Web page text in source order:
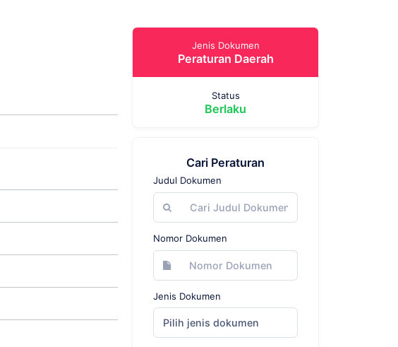
Jenis Dokumen
Peraturan Daerah
Status
Berlaku
Cari Peraturan
Judul Dokumen
Nomor Dokumen
Jenis Dokumen
Pilih jenis dokumen